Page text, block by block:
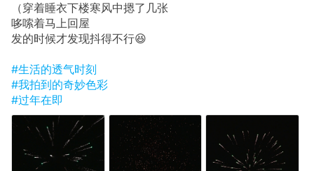
（穿着睡衣下楼寒风中摁了几张
哆嗦着马上回屋
发的时候才发现抖得不行😆
#生活的透气时刻
#我拍到的奇妙色彩
#过年在即